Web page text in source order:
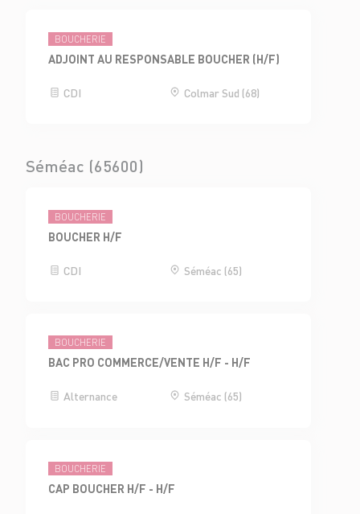
BOUCHERIE
ADJOINT AU RESPONSABLE BOUCHER (H/F)
CDI Colmar Sud (68)
Séméac (65600)
BOUCHERIE
BOUCHER H/F
CDI Séméac (65)
BOUCHERIE
BAC PRO COMMERCE/VENTE H/F - H/F
Alternance Séméac (65)
BOUCHERIE
CAP BOUCHER H/F - H/F